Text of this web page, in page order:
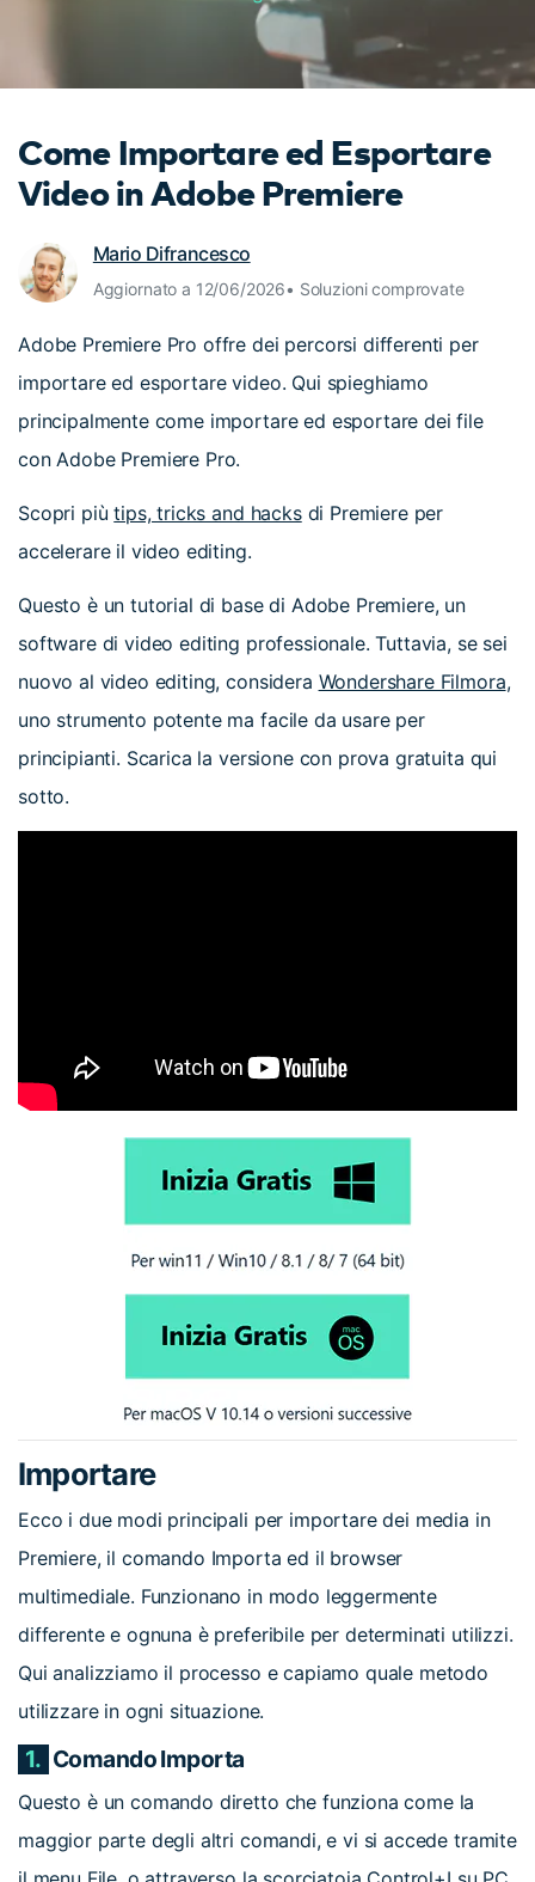
Come Importare ed Esportare
Video in Adobe Premiere
Mario Difrancesco
Aggiornato a 12/06/2026• Soluzioni comprovate
Adobe Premiere Pro offre dei percorsi differenti per
importare ed esportare video. Qui spieghiamo
principalmente come importare ed esportare dei file
con Adobe Premiere Pro.
Scopri piùtips, tricks and hacksdi Premiere per
accelerare il video editing.
Questo è un tutorial di base di Adobe Premiere, un
software di video editing professionale. Tuttavia, se sei
nuovo al video editing, considera Wondershare Filmora,
uno strumento potente ma facile da usare per
principianti. Scarica la versione con prova gratuita qui
sotto.
Importare
Ecco i due modi principali per importare dei media in
Premiere, il comando Importa ed il browser
multimediale. Funzionano in modo leggermente
differente e ognuna è preferibile per determinati utilizzi.
Qui analizziamo il processo e capiamo quale metodo
utilizzare in ogni situazione.
1. Comando Importa
Questo è un comando diretto che funziona come la
maggior parte degli altri comandi, e vi si accede tramite